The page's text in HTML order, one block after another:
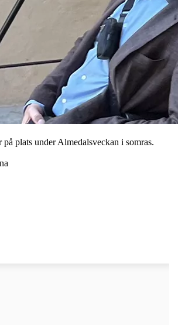
plats under Almedalsveckan i somras.